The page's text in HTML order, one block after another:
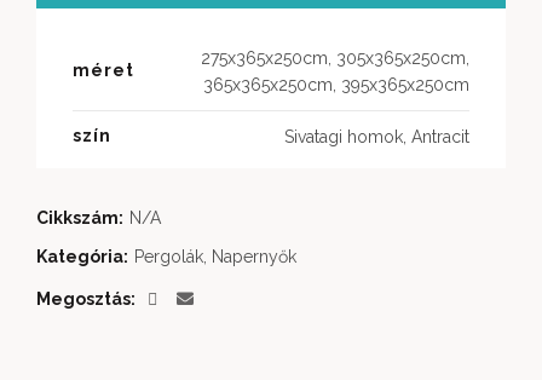
méret
275x365x250cm, 305x365x250cm,
365x365x250cm, 395x365x250cm
szín Sivatagi homok, Antracit
Cikkszám: N/A
Kategória: Pergolák, Napernyők
Megosztás